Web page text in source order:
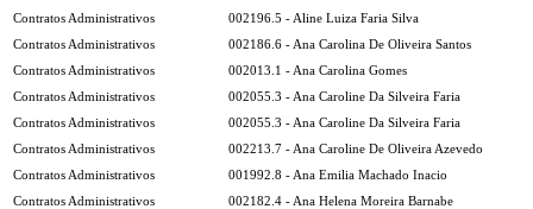
Contratos Administrativos
002196.5 - Aline Luiza Faria Silva
Contratos Administrativos
002186.6 - Ana Carolina De Oliveira Santos
Contratos Administrativos
002013.1 - Ana Carolina Gomes
Contratos Administrativos
002055.3 - Ana Caroline Da Silveira Faria
Contratos Administrativos
002055.3 - Ana Caroline Da Silveira Faria
Contratos Administrativos
002213.7 - Ana Caroline De Oliveira Azevedo
Contratos Administrativos
001992.8 - Ana Emilia Machado Inacio
Contratos Administrativos
002182.4 - Ana Helena Moreira Barnabe